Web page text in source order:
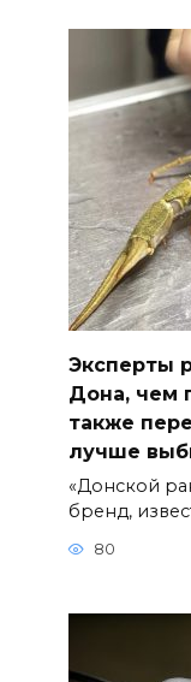
Эксперты
Дона, чем
также
лучше
«Донской
бренд,
80